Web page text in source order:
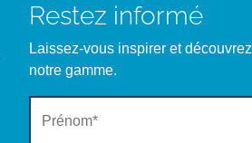
Restez informé
Laissez-vous inspirer et découvrez
notre gamme.